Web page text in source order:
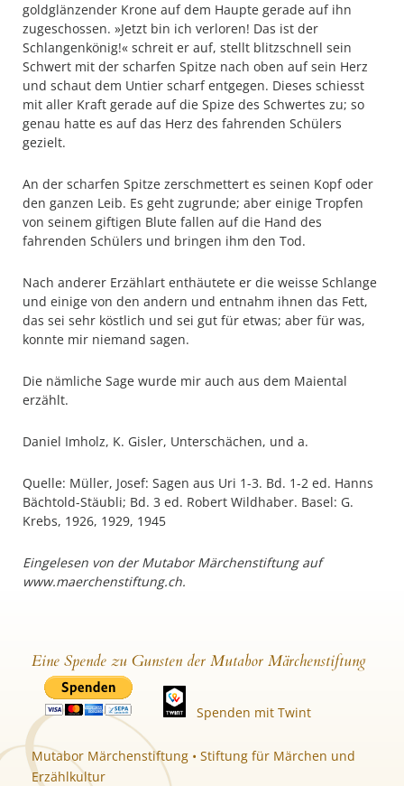
goldglänzender Krone auf dem Haupte gerade auf ihn
zugeschossen. »Jetzt bin ich verloren! Das ist der
Schlangenkönig!« schreit er auf, stellt blitzschnell sein
Schwert mit der scharfen Spitze nach oben auf sein Herz
und schaut dem Untier scharf entgegen. Dieses schiesst
mit aller Kraft gerade auf die Spize des Schwertes zu; so
genau hatte es auf das Herz des fahrenden Schülers
gezielt.
An der scharfen Spitze zerschmettert es seinen Kopf oder
den ganzen Leib. Es geht zugrunde; aber einige Tropfen
von seinem giftigen Blute fallen auf die Hand des
fahrenden Schülers und bringen ihm den Tod.
Nach anderer Erzählart enthäutete er die weisse Schlange
und einige von den andern und entnahm ihnen das Fett,
das sei sehr köstlich und sei gut für etwas; aber für was,
konnte mir niemand sagen.
Die nämliche Sage wurde mir auch aus dem Maiental
erzählt.
Daniel Imholz, K. Gisler, Unterschächen, und a.
Quelle: Müller, Josef: Sagen aus Uri 1-3. Bd. 1-2 ed. Hanns
Bächtold-Stäubli; Bd. 3 ed. Robert Wildhaber. Basel: G.
Krebs, 1926, 1929, 1945
Eingelesen von der Mutabor Märchenstiftung auf
www.maerchenstiftung.ch.
Eine Spende zu Gunsten der Mutabor Märchenstiftung
Spenden mit Twint
Mutabor Märchenstiftung • Stiftung für Märchen und
Erzählkultur